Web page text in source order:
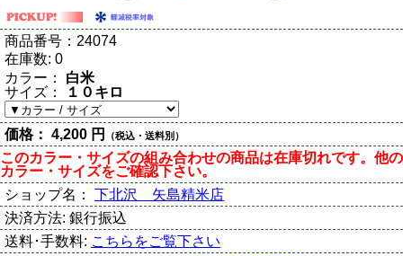
商品番号： 24074
在庫数: 0
カラー：
白米
サイズ：
１０キロ
価格： 4,200 円 （税込・送料別）
このカラー・サイズの組み合わせの商品は在庫切れです。他の
カラー・サイズをご確認下さい。
ショップ名： 下北沢 矢島精米店
決済方法: 銀行振込
送料･手数料: こちらをご覧下さい